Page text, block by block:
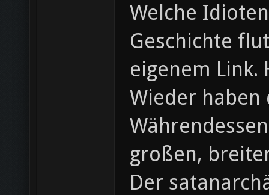
Welche
Geschichte
eigenem Link.
Wieder haben
großen,
Der